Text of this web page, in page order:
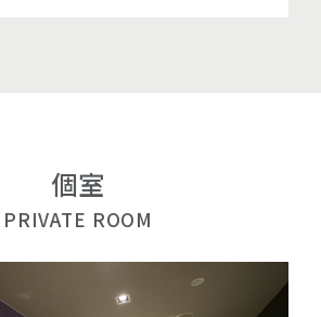
個室
PRIVATE ROOM